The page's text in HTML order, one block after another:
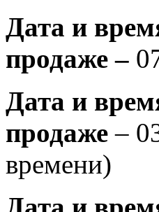
Дата и
продаже –
Дата и
продаже–
времени)